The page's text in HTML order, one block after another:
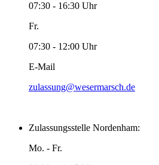
07:30 - 16:30 Uhr
Fr.
07:30 - 12:00 Uhr
E-Mail
zulassung@wesermarsch.de
Zulassungsstelle Nordenham:
Mo. - Fr.